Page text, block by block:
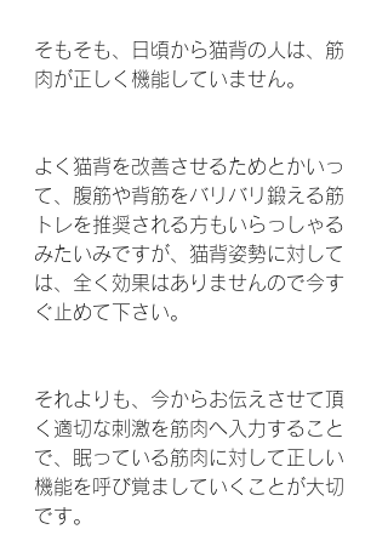
そもそも、日頃から猫背の人は、筋
肉が正しく機能していません。
よく猫背を改善させるためとかいっ
て、腹筋や背筋をバリバリ鍛える筋
トレを推奨される方もいらっしゃる
みたいみですが、猫背姿勢に対して
は、全く効果はありませんので今す
ぐ止めて下さい。
それよりも、今からお伝えさせて頂
く適切な刺激を筋肉へ入力すること
で、眠っている筋肉に対して正しい
機能を呼び覚ましていくことが大切
です。